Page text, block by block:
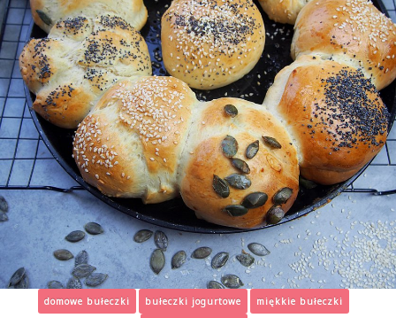
domowe bułeczki bułeczki jogurtowe
miękkie bułeczki